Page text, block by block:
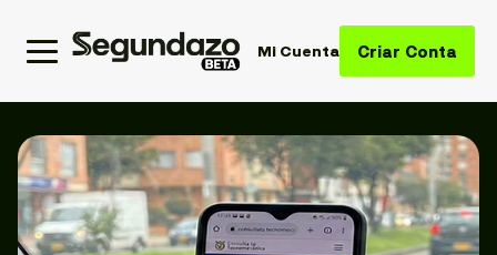
Mi Cuenta Criar Conta